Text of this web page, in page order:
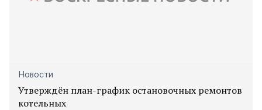
Новости
Утверждён план-график остановочных ремонтов
котельных